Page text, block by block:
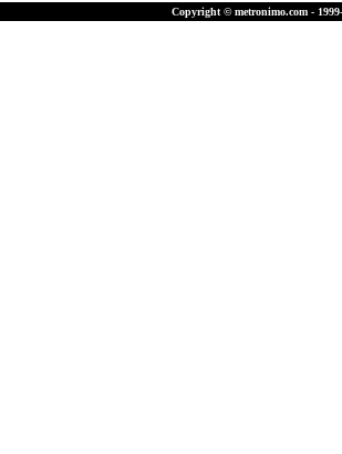
Copyright © metronimo.com -